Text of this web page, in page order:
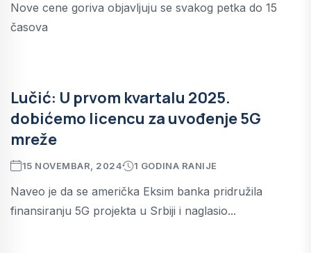
Nove cene goriva objavljuju se svakog petka do 15
časova
Lučić: U prvom kvartalu 2025.
dobićemo licencu za uvođenje 5G
mreže
15 NOVEMBAR, 2024 1 GODINA RANIJE
Naveo je da se američka Eksim banka pridružila
finansiranju 5G projekta u Srbiji i naglasio...